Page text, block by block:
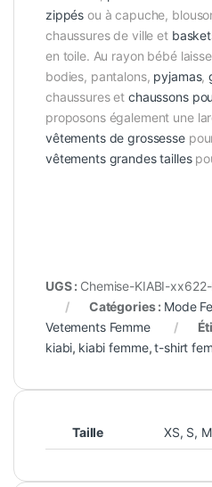
zippés ou à capuche,
chaussures de ville et
en toile. Au rayon bébé
bodies, pantalons, pyjamas,
chaussures etchaussons
proposons également une
vêtements de grossesse
vêtements grandes tailles
UGS : Chemise-KIABI-
Catégories : Mode
Vetements Femme
kiabi, kiabi femme,t-shirt
Taille XS, S, M